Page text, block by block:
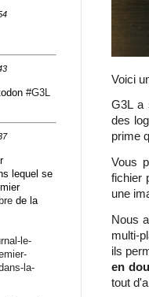
Voici
G3L a
des
prime
Vous
fichier
une
Nous
multi-
ils
en
tout
#G3L
lequel se
de la
al-le-
la-